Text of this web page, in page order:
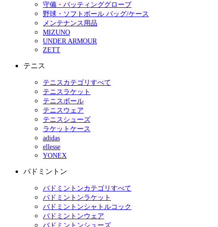
守備・バッティンググローブ
野球・ソフトボール バッグ/ケース
メンテナンス用品
MIZUNO
UNDER ARMOUR
ZETT
テニス
テニスカテゴリすべて
テニスラケット
テニスボール
テニスウェア
テニスシューズ
ラケットケース
adidas
ellesse
YONEX
バドミントン
バドミントンカテゴリすべて
バドミントンラケット
バドミントンシャトルコック
バドミントンウェア
バドミントンシューズ